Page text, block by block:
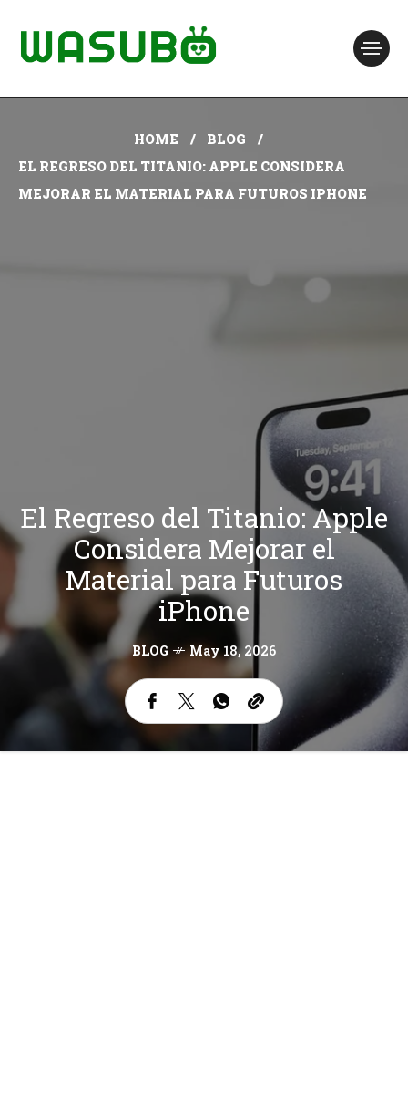
HOME
BLOG
EL REGRESO DEL TITANIO: APPLE CONSIDERA
MEJORAR EL MATERIAL PARA FUTUROS IPHONE
El Regreso del Titanio: Apple
Considera Mejorar el
Material para Futuros
iPhone
BLOG May 18, 2026